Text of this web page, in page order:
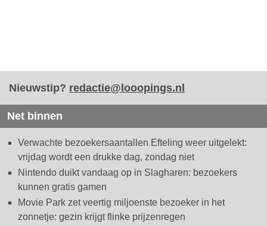
Nieuwstip? redactie@looopings.nl
Net binnen
Verwachte bezoekersaantallen Efteling weer uitgelekt:
vrijdag wordt een drukke dag, zondag niet
Nintendo duikt vandaag op in Slagharen: bezoekers
kunnen gratis gamen
Movie Park zet veertig miljoenste bezoeker in het
zonnetje: gezin krijgt flinke prijzenregen